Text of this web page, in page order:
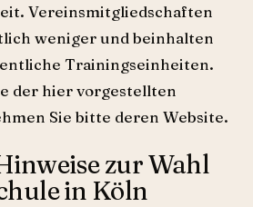
Vereinsmitgliedschaften
weniger und beinhalten
Trainingseinheiten.
der hier vorgestellten
Sie bitte deren Website.
zur Wahl
in Köln